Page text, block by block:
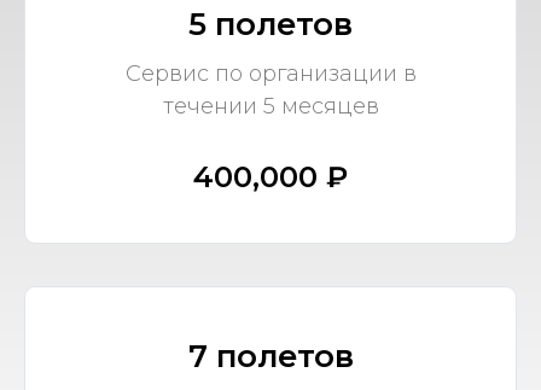
5 полетов
Сервис по организации в
течении 5 месяцев
400,000 ₽
7 полетов